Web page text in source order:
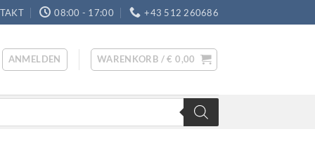
08:00 - 17:00 +43 512 260686
ANMELDEN WARENKORB /€ 0,00